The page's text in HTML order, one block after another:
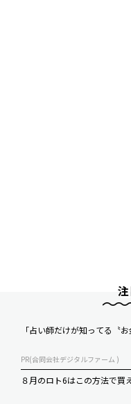
「占い師だけが知ってる〝
PR(合同会社デジタルファーム )
８月のロト6はこの方法で買